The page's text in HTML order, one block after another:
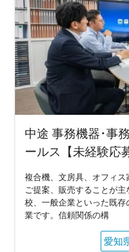
中途 事務機器･事
ールス【未経験応
複合機、文房具、オフィ
ご提案、販売することが
校、一般企業といった既
業です。信頼関係の構
愛知